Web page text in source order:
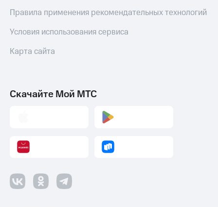
Правила применения рекомендательных технологий
Условия использования сервиса
Карта сайта
Скачайте Мой МТС